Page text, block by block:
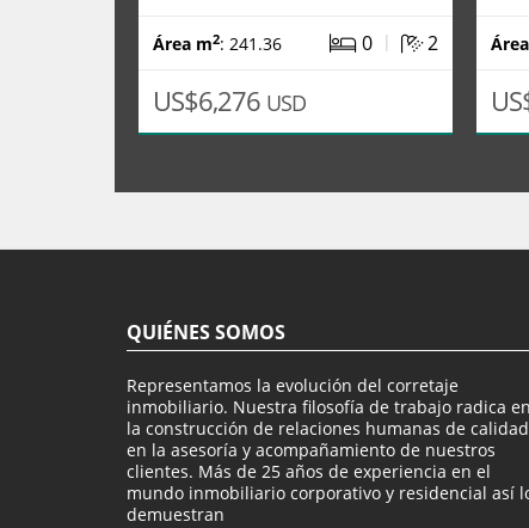
Área m2: 241.36 0 | 2
US$6,276 USD
QUIÉNES SOMOS
Representamos la evolución del corretaje
inmobiliario. Nuestra filosofía de trabajo radica en
la construcción de relaciones humanas de
en la asesoría y acompañamiento de nuestros
clientes. Más de 25 años de experiencia en el
mundo inmobiliario corporativo y residencial así
demuestran